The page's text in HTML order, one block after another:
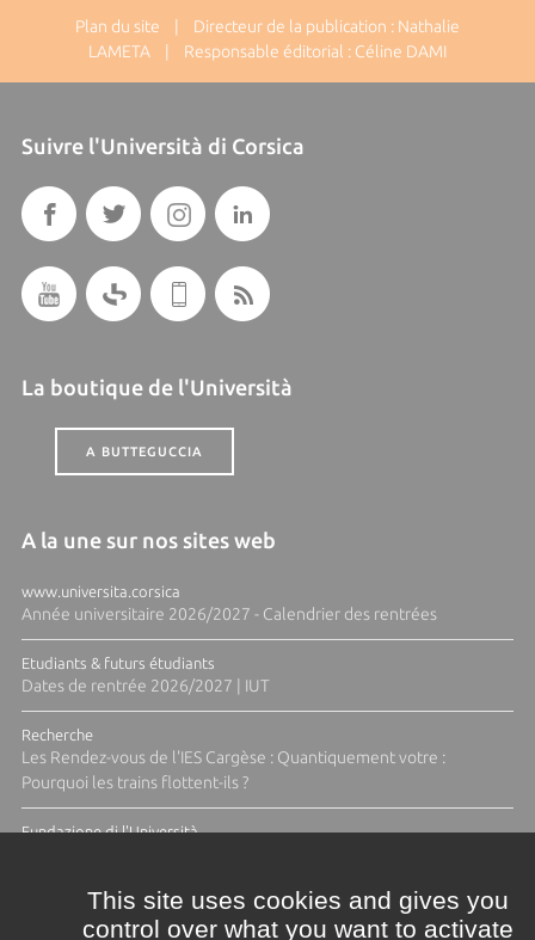
Plan du site | Directeur de la publication : Nathalie
LAMETA | Responsable éditorial : Céline DAMI
Suivre l'Università di Corsica
La boutique de l'Università
A BUTTEGUCCIA
A la une sur nos sites web
www.universita.corsica
Année universitaire 2026/2027 - Calendrier des rentrées
Etudiants & futurs étudiants
Dates de rentrée 2026/2027 | IUT
Recherche
Les Rendez-vous de l'IES Cargèse : Quantiquement votre :
Pourquoi les trains flottent-ils ?
Fundazione di l'Università
This site uses cookies and gives you
control over what you want to activate